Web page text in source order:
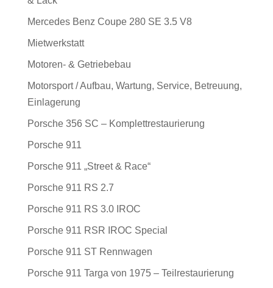
Mercedes Benz Coupe 280 SE 3.5 V8
Mietwerkstatt
Motoren- & Getriebebau
Motorsport / Aufbau, Wartung, Service, Betreuung,
Einlagerung
Porsche 356 SC – Komplettrestaurierung
Porsche 911
Porsche 911 „Street & Race“
Porsche 911 RS 2.7
Porsche 911 RS 3.0 IROC
Porsche 911 RSR IROC Special
Porsche 911 ST Rennwagen
Porsche 911 Targa von 1975 – Teilrestaurierung